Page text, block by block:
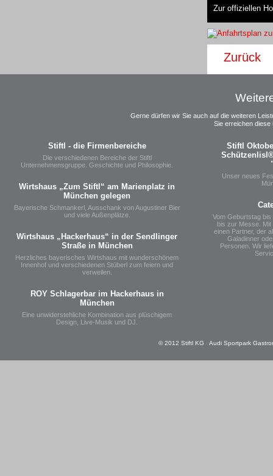
Zur offiziellen
Zurück
Gerne dürfen wir Sie auch auf die weiteren
Sie erreichen diese
Stiftl - die Firmenbereiche
Die verschiedenen Bereiche der Stiftl
Unternehmensgruppe. Geschichte und Philosophie.
Wirtshaus „Zum Stiftl“ am Marienplatz in
München gelegen
Bayerische Schmankerl, Ausschank von Augustiner Bier
und viele Außenplätze.
Wirtshaus „Hackerhaus“ in der Sendlinger
Straße in München
Herzliches bayerisches Wirtshaus mit wunderschönem
Innenhof und verschiedenen Stüberl zum feiern und
verweilen.
ROY Schlagerbar im Hackerhaus in
München
Eine unwiderstehliche Kombination aus plüschigem
Design, Live-Musik und DJ.
Stiftl
Unser neues
Vom Geburtstag
bis zur Messe. Mit
einen Partner, der
Galadinner
Personen. Wir
© 2012 Stiftl KG · Audi Sportpark